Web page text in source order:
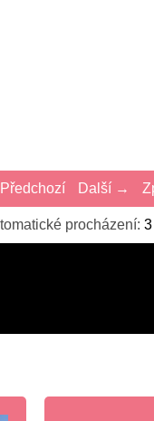
Další →
procházení:3